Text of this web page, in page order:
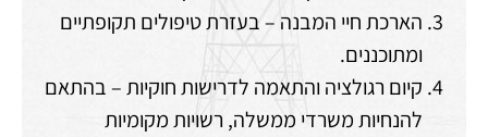
הארכת חיי המבנה – בעזרת טיפולים תקופתיים
ומתוכננים.
קיום רגולציה והתאמה לדרישות חוקיות – בהתאם
להנחיות משרדי ממשלה, רשויות מקומיות